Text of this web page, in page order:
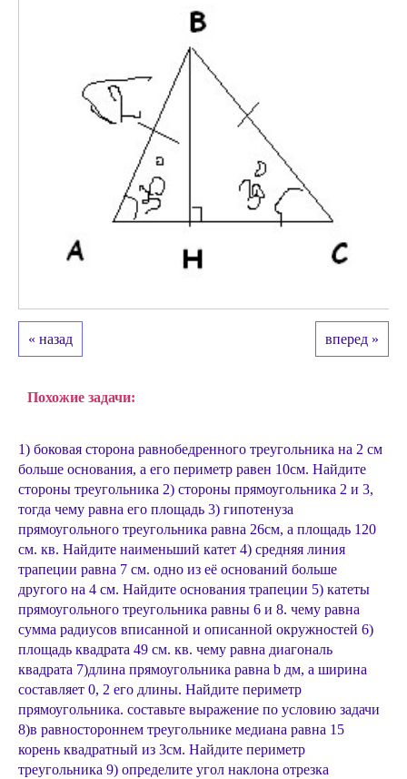
« назад вперед »
Похожие задачи:
1) боковая сторона равнобедренного треугольника на 2 см
больше основания, а его периметр равен 10см. Найдите
стороны треугольника 2) стороны прямоугольника 2 и 3,
тогда чему равна его площадь 3) гипотенуза
прямоугольного треугольника равна 26см, а площадь 120
см. кв. Найдите наименьший катет 4) средняя линия
трапеции равна 7 см. одно из её оснований больше
другого на 4 см. Найдите основания трапеции 5) катеты
прямоугольного треугольника равны 6 и 8. чему равна
сумма радиусов вписанной и описанной окружностей 6)
площадь квадрата 49 см. кв. чему равна диагональ
квадрата 7)длина прямоугольника равна b дм, а ширина
составляет 0, 2 его длины. Найдите периметр
прямоугольника. составьте выражение по условию задачи
8)в равностороннем треугольнике медиана равна 15
корень квадратный из 3см. Найдите периметр
треугольника 9) определите угол наклона отрезка